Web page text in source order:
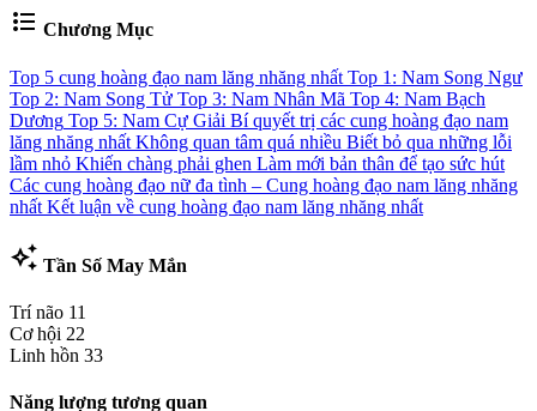
format_list_bulleted Chương Mục
Top 5 cung hoàng đạo nam lăng nhăng nhất Top 1: Nam Song Ngư
Top 2: Nam Song Tử Top 3: Nam Nhân Mã Top 4: Nam Bạch
Dương Top 5: Nam Cự Giải Bí quyết trị các cung hoàng đạo nam
lăng nhăng nhất Không quan tâm quá nhiều Biết bỏ qua những lỗi
lầm nhỏ Khiến chàng phải ghen Làm mới bản thân để tạo sức hút
Các cung hoàng đạo nữ đa tình – Cung hoàng đạo nam lăng nhăng
nhất Kết luận về cung hoàng đạo nam lăng nhăng nhất
auto_awesome Tần Số May Mắn
Trí não 11
Cơ hội 22
Linh hồn 33
Năng lượng tương quan